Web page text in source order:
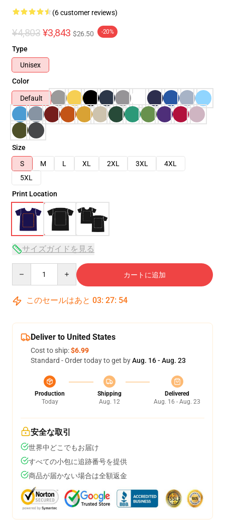
(6 customer reviews)
¥4,803 ¥3,843 $26.50 -20%
Type
Unisex
Color
Default
Size
S
M L XL 2XL 3XL
4XL
5XL
Print Location
サイズガイドを見る
カートに追加
このセールはあと 03: 27: 54
Deliver to United States
Cost to ship:$6.99
Standard - Order today to get byAug. 16 - Aug. 23
Production
Today
Shipping
Aug. 12
Delivered
Aug. 16 - Aug. 23
安全な取引
世界中どこでもお届け
すべての小包に追跡番号を提供
商品が届かない場合は全額返金